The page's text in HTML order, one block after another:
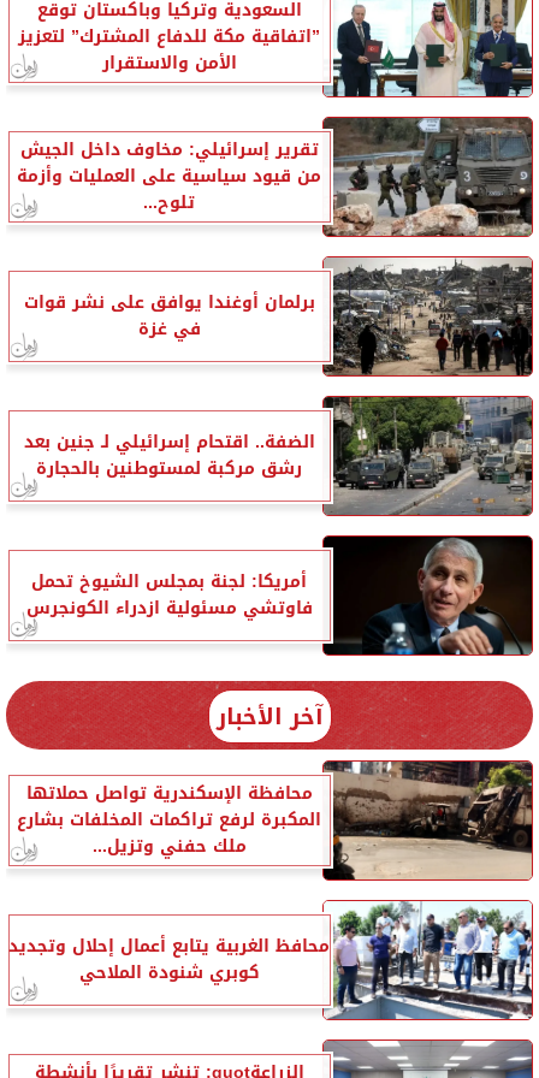
السعودية وتركيا وباكستان توقع
”اتفاقية مكة للدفاع المشترك” لتعزيز
الأمن والاستقرار
تقرير إسرائيلي: مخاوف داخل الجيش
من قيود سياسية على العمليات وأزمة
تلوح...
برلمان أوغندا يوافق على نشر قوات
في غزة
الضفة.. اقتحام إسرائيلي لـ جنين بعد
رشق مركبة لمستوطنين بالحجارة
أمريكا: لجنة بمجلس الشيوخ تحمل
فاوتشي مسئولية ازدراء الكونجرس
آخر الأخبار
محافظة الإسكندرية تواصل حملاتها
المكبرة لرفع تراكمات المخلفات بشارع
ملك حفني وتزيل...
محافظ الغربية يتابع أعمال إحلال وتجديد
كوبري شنودة الملاحي